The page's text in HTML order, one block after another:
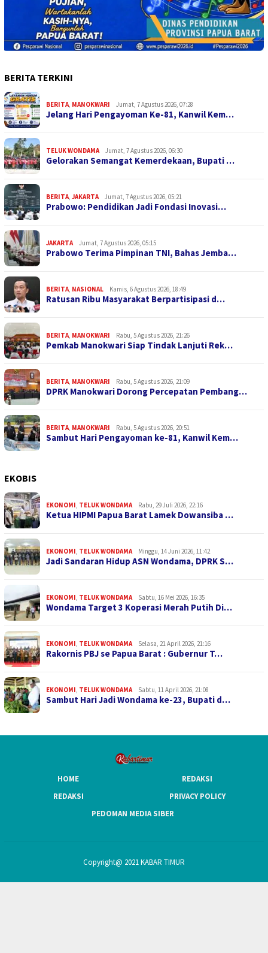
BERITA TERKINI
BERITA, MANOKWARI Jumat, 7 Agustus 2026, 07:28
Jelang Hari Pengayoman Ke-81, Kanwil Kem…
TELUK WONDAMA Jumat, 7 Agustus 2026, 06:30
Gelorakan Semangat Kemerdekaan, Bupati …
BERITA, JAKARTA Jumat, 7 Agustus 2026, 05:21
Prabowo: Pendidikan Jadi Fondasi Inovasi…
JAKARTA Jumat, 7 Agustus 2026, 05:15
Prabowo Terima Pimpinan TNI, Bahas Jemba…
BERITA, NASIONAL Kamis, 6 Agustus 2026, 18:49
Ratusan Ribu Masyarakat Berpartisipasi d…
BERITA, MANOKWARI Rabu, 5 Agustus 2026, 21:26
Pemkab Manokwari Siap Tindak Lanjuti Rek…
BERITA, MANOKWARI Rabu, 5 Agustus 2026, 21:09
DPRK Manokwari Dorong Percepatan Pembang…
BERITA, MANOKWARI Rabu, 5 Agustus 2026, 20:51
Sambut Hari Pengayoman ke-81, Kanwil Kem…
EKOBIS
EKONOMI, TELUK WONDAMA Rabu, 29 Juli 2026, 22:16
Ketua HIPMI Papua Barat Lamek Dowansiba …
EKONOMI, TELUK WONDAMA Minggu, 14 Juni 2026, 11:42
Jadi Sandaran Hidup ASN Wondama, DPRK S…
EKONOMI, TELUK WONDAMA Sabtu, 16 Mei 2026, 16:35
Wondama Target 3 Koperasi Merah Putih Di…
EKONOMI, TELUK WONDAMA Selasa, 21 April 2026, 21:16
Rakornis PBJ se Papua Barat : Gubernur T…
EKONOMI, TELUK WONDAMA Sabtu, 11 April 2026, 21:08
Sambut Hari Jadi Wondama ke-23, Bupati d…
HOME
REDAKSI
REDAKSI
PRIVACY POLICY
PEDOMAN MEDIA SIBER
Copyright@ 2021 KABAR TIMUR